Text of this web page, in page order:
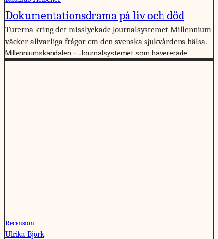
Dokumentationsdrama på liv och död
Turerna kring det misslyckade journalsystemet Millennium
väcker allvarliga frågor om den svenska sjukvårdens hälsa.
Millenniumskandalen – Journalsystemet som havererade
Recension
Ulrika Björk